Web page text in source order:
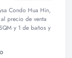
Condo Hua Hin,
precio de venta
y 1 de baños y